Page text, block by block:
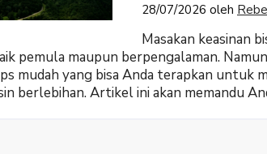
28/07/2026 oleh
Masakan keasinan
pemula maupun berpengalaman.
mudah yang bisa Anda terapkan untuk
berlebihan. Artikel ini akan memandu